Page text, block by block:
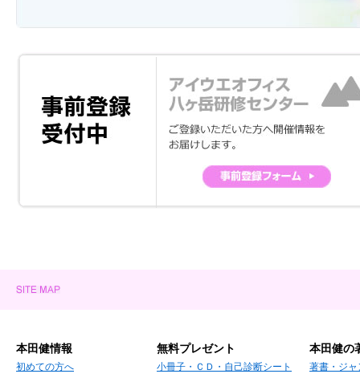
本田健情報
初めての方へ
無料プレゼント
小冊子・ＣＤ・自己診断シート
本田健の
著書・ジャ